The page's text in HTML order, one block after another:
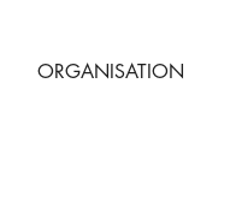
ORGANISATION